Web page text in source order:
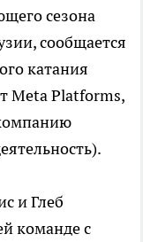
сезона
сообщается
катания
Meta Platforms,
и Глеб
команде с